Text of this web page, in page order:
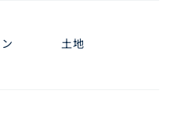
土地